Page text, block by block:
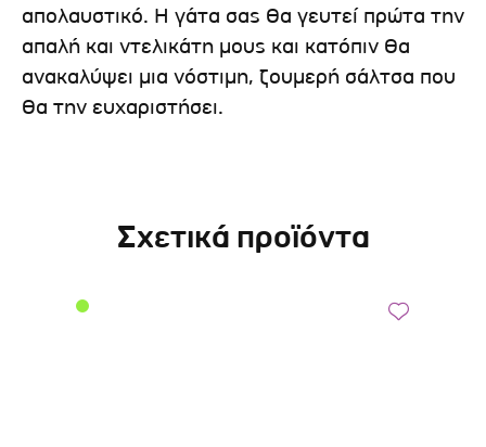
απολαυστικό. Η γάτα σας θα γευτεί πρώτα την
απαλή και ντελικάτη μους και κατόπιν θα
ανακαλύψει μια νόστιμη, ζουμερή σάλτσα που
θα την ευχαριστήσει.
Σχετικά προϊόντα